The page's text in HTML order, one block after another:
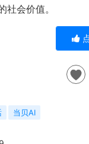
社会价值。
当贝AI